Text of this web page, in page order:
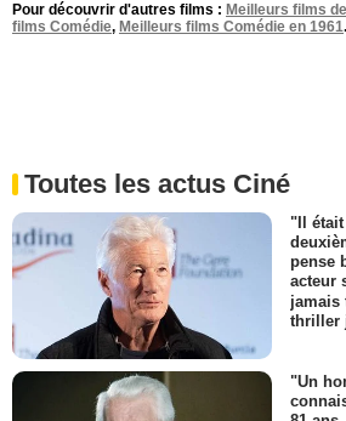
Pour découvrir d'autres films : Meilleurs films
films Comédie, Meilleurs films Comédie en 1961.
Toutes les actus Ciné
"Il
pense
acteur
jamais
thriller
"Un